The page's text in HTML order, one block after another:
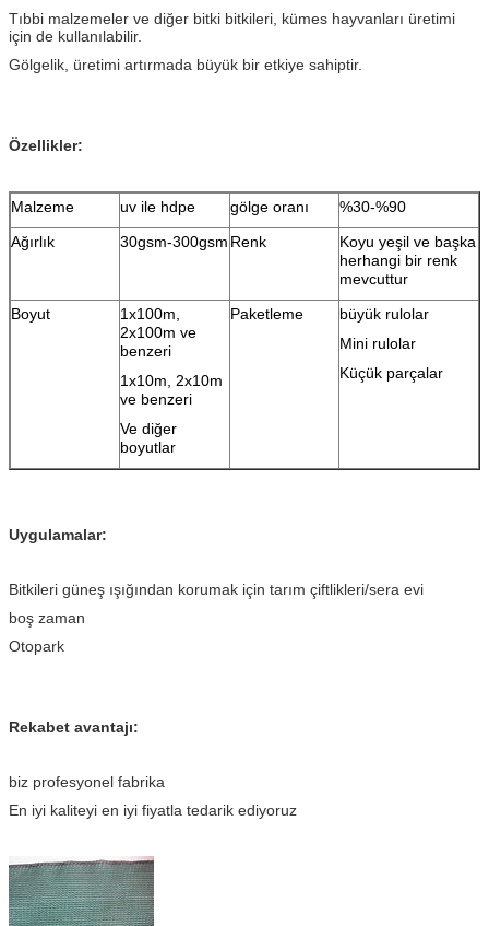
Tıbbi malzemeler ve diğer bitki bitkileri, kümes hayvanları üretimi
için de kullanılabilir.
Gölgelik, üretimi artırmada büyük bir etkiye sahiptir.
Özellikler:
Malzeme uv ile hdpe gölge oranı
%30-%90
Ağırlık
30gsm-300gsm Renk
Koyu yeşil ve başka
herhangi bir renk
mevcuttur
Boyut
1x100m,
2x100m ve
benzeri
1x10m, 2x10m
ve benzeri
Ve diğer
boyutlar
Paketleme
büyük rulolar
Mini rulolar
Küçük parçalar
Uygulamalar:
Bitkileri güneş ışığından korumak için tarım çiftlikleri/sera evi
boş zaman
Otopark
Rekabet avantajı:
biz profesyonel fabrika
En iyi kaliteyi en iyi fiyatla tedarik ediyoruz